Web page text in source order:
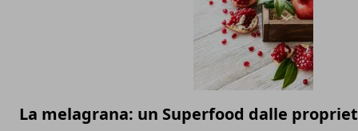
La melagrana: un Superfood dalle